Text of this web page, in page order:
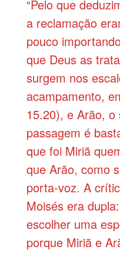
“Pelo que
a reclamação
pouco
que Deus as
surgem nos
acampamento,
15.20), e Arão,
passagem é
que foi Miriã
que Arão, como
porta-voz. A
Moisés era
escolher uma
porque Miriã e